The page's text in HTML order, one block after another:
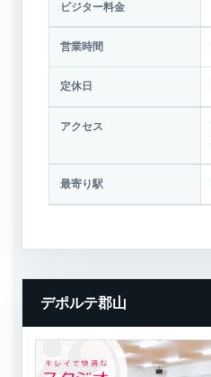
ビジター料金
営業時間
定休日
アクセス
最寄り駅
デポルテ郡山